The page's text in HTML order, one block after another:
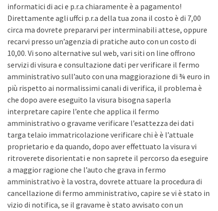
informatici di aci e p.r.a chiaramente è a pagamento!
Direttamente agli uffci p.r.a della tua zona il costo è di 7,00
circa ma dovrete prepararvi per interminabili attese, oppure
recarvi presso un’agenzia di pratiche auto con un costo di
10,00. Vi sono alternative sul web, vari siti on line offrono
servizi di visura e consultazione dati per verificare il fermo
amministrativo sull’auto con una maggiorazione di ¾ euro in
più rispetto ai normalissimi canali di verifica, il problema è
che dopo avere eseguito la visura bisogna saperla
interpretare capire l’ente che applica il fermo
amministrativo o gravame verificare l’esattezza dei dati
targa telaio immatricolazione verificare chi è è l’attuale
proprietario e da quando, dopo aver effettuato la visura vi
ritroverete disorientati e non saprete il percorso da eseguire
a maggior ragione che l’auto che grava in fermo
amministrativo è la vostra, dovrete attuare la procedura di
cancellazione di fermo amministrativo, capire se vi è stato in
vizio di notifica, se il gravame è stato avvisato con un